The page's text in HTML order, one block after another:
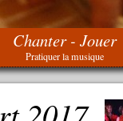
Chanter - Jouer
Pratiquer la musique